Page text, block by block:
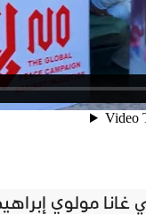
غانا مولوي